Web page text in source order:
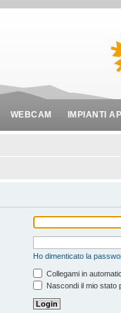
WEBCAM IMPIANTI
Ho dimenticato la
Collegami in
Nascondi il mio stato